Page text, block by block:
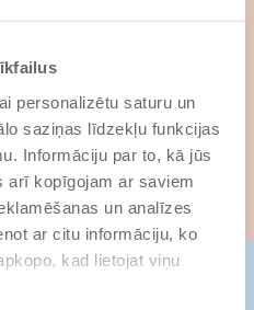
personalizētu saturu un
saziņas līdzekļu funkcijas
Informāciju par to, kā jūs
arī kopīgojam ar saviem
un analīzes
ar citu informāciju, ko
kad lietojat viņu
Agrar Top